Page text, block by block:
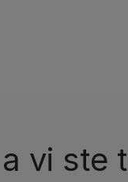
vi ste